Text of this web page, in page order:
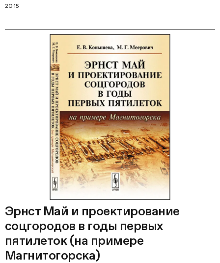
2015
Эрнст Май и проектирование
соцгородов в годы первых
пятилеток (на примере
Магнитогорска)